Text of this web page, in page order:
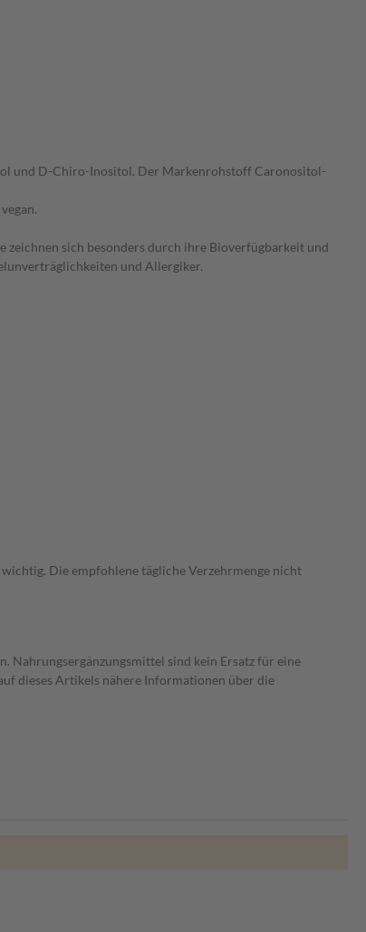
und D-Chiro-Inositol. Der Markenrohstoff Caronositol-
sich besonders durch ihre Bioverfügbarkeit und
und Allergiker.
Die empfohlene tägliche Verzehrmenge nicht
Nahrungsergänzungsmittel sind kein Ersatz für eine
dieses Artikels nähere Informationen über die